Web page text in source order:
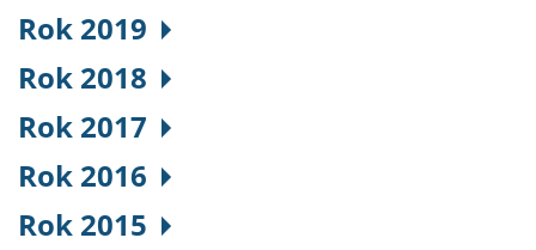
Rok 2019
Rok 2018
Rok 2017
Rok 2016
Rok 2015